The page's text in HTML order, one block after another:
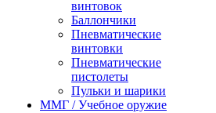
винтовок
Баллончики
Пневматические
винтовки
Пневматические
пистолеты
Пульки и шарики
ММГ / Учебное оружие